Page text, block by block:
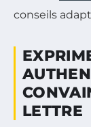
conseils
LETTRE